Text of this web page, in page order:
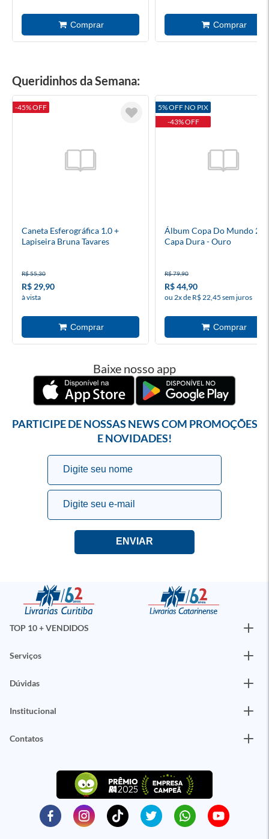
Queridinhos da Semana:
-45% OFF
Caneta Esferográfica 1.0 +
Lapiseira Bruna Tavares
R$ 55,30
R$ 29,90
à vista
5% OFF NO PIX
-43% OFF
Álbum Copa Do Mundo
Capa Dura - Ouro
R$ 79,90
R$ 44,90
ou 2x de R$ 22,45 sem juros
Baixe nosso app
PARTICIPE DE NOSSAS NEWS COM PROMOÇÕES
E NOVIDADES!
TOP 10 + VENDIDOS
Serviços
Dúvidas
Institucional
Contatos